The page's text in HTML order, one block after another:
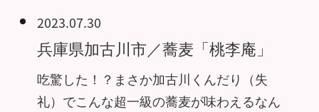
2023.07.30
兵庫県加古川市／蕎麦「桃李庵」
吃驚した！？まさか加古川くんだり（失
礼）でこんな超一級の蕎麦が味わえるなん